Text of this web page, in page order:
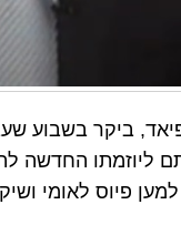
ביקר בשבוע
ליוזמתו החדשה
פיוס לאומי